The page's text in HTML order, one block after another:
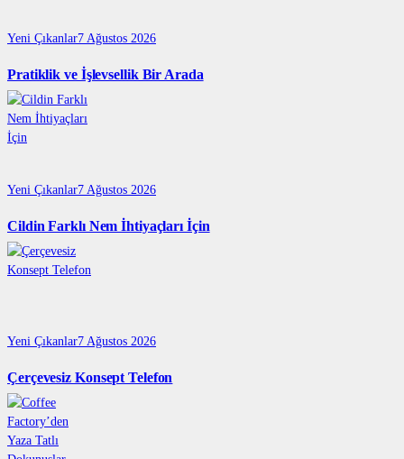
Yeni Çıkanlar7 Ağustos 2026
Pratiklik ve İşlevsellik Bir Arada
Yeni Çıkanlar7 Ağustos 2026
Cildin Farklı Nem İhtiyaçları İçin
Yeni Çıkanlar7 Ağustos 2026
Çerçevesiz Konsept Telefon